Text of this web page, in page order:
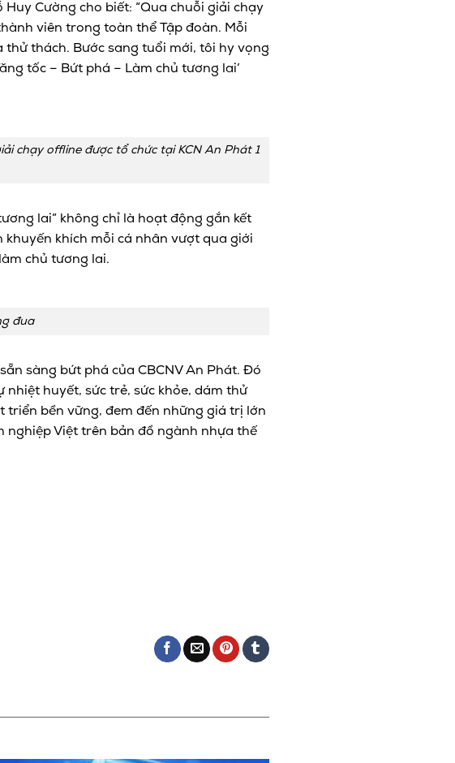
Cường cho biết: “Qua chuỗi giải chạy
viên trong toàn thể Tập đoàn. Mỗi
thách. Bước sang tuổi mới, tôi hy vọng
tốc – Bứt phá – Làm chủ tương lai’
chạy offline được tổ chức tại KCN An Phát 1
lai” không chỉ là hoạt động gắn kết
khích mỗi cá nhân vượt qua giới
chủ tương lai.
đua
sàng bứt phá của CBCNV An Phát. Đó
huyết, sức trẻ, sức khỏe, dám thử
bền vững, đem đến những giá trị lớn
nghiệp Việt trên bản đồ ngành nhựa thế